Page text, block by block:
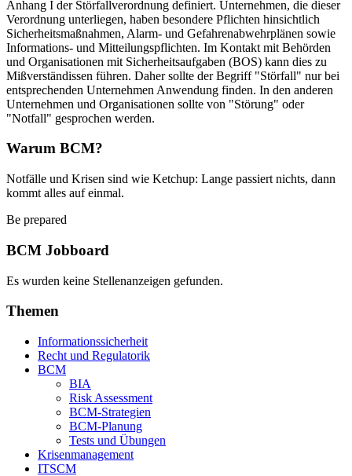
Anhang I der Störfallverordnung definiert. Unternehmen, die dieser
Verordnung unterliegen, haben besondere Pflichten hinsichtlich
Sicherheitsmaßnahmen, Alarm- und Gefahrenabwehrplänen sowie
Informations- und Mitteilungspflichten. Im Kontakt mit Behörden
und Organisationen mit Sicherheitsaufgaben (BOS) kann dies zu
Mißverständissen führen. Daher sollte der Begriff "Störfall" nur bei
entsprechenden Unternehmen Anwendung finden. In den anderen
Unternehmen und Organisationen sollte von "Störung" oder
"Notfall" gesprochen werden.
Warum BCM?
Notfälle und Krisen sind wie Ketchup: Lange passiert nichts, dann
kommt alles auf einmal.
Be prepared
BCM Jobboard
Es wurden keine Stellenanzeigen gefunden.
Themen
Informationssicherheit
Recht und Regulatorik
BCM
BIA
Risk Assessment
BCM-Strategien
BCM-Planung
Tests und Übungen
Krisenmanagement
ITSCM